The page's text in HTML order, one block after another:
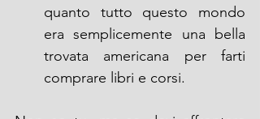
quanto tutto questo mondo
era semplicemente una bella
trovata americana per farti
comprare libri e corsi.